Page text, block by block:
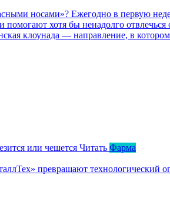
носами»? Ежегодно в первую
хотя бы ненадолго
клоунада — направление, в
или чешется Читать Фарма
превращают технологический